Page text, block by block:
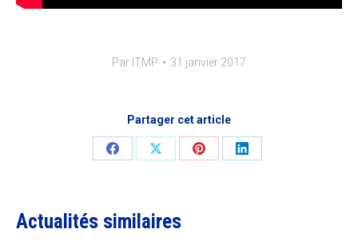
Par ITMP 31 janvier 2017
Partager cet article
Share
Share
Share
Share
Actualités similaires